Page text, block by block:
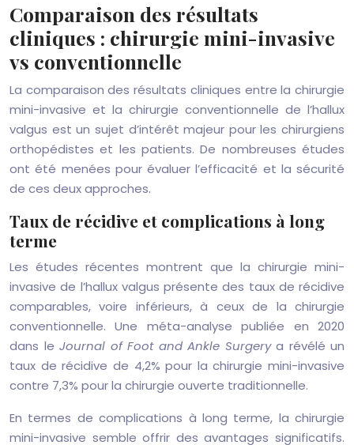
Comparaison des résultats
cliniques : chirurgie mini-invasive
vs conventionnelle
La comparaison des résultats cliniques entre la chirurgie
mini-invasive et la chirurgie conventionnelle de l’hallux
valgus est un sujet d’intérêt majeur pour les chirurgiens
orthopédistes et les patients. De nombreuses études
ont été menées pour évaluer l’efficacité et la sécurité
de ces deux approches.
Taux de récidive et complications à long
terme
Les études récentes montrent que la chirurgie mini-
invasive de l’hallux valgus présente des taux de récidive
comparables, voire inférieurs, à ceux de la chirurgie
conventionnelle. Une méta-analyse publiée en 2020
dans le Journal of Foot and Ankle Surgerya révélé un
taux de récidive de 4,2% pour la chirurgie mini-invasive
contre 7,3% pour la chirurgie ouverte traditionnelle.
En termes de complications à long terme, la chirurgie
mini-invasive semble offrir des avantages significatifs.